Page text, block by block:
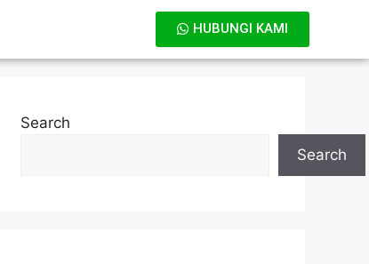
HUBUNGI KAMI
Search
Search